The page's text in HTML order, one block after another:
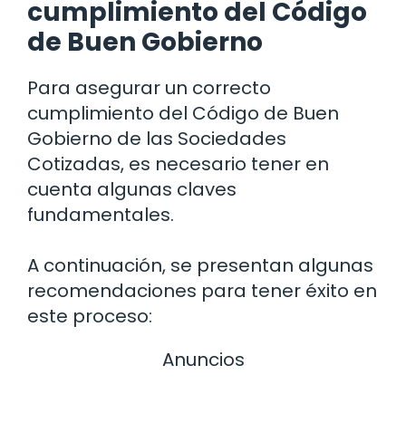
cumplimiento del Código
de Buen Gobierno
Para asegurar un correcto
cumplimiento del Código de Buen
Gobierno de las Sociedades
Cotizadas, es necesario tener en
cuenta algunas claves
fundamentales.
A continuación, se presentan algunas
recomendaciones para tener éxito en
este proceso:
Anuncios